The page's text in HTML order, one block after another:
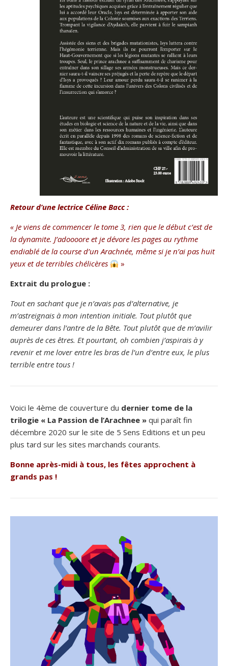
Retour d’une lectrice Céline Bacc :
« Je viens de commencer le tome 3, rien que le début c’est de
la dynamite. J’adoooore et je dévore les pages au rythme
endiablé de la course d’un Arachnée, même si je n’ai pas huit
yeux et de terribles chélicères
»
Extrait du prologue :
Tout en sachant que je n’avais pas d’alternative, je
m’astreignais à mon intention initiale. Tout plutôt que
demeurer dans l’antre de la Bête. Tout plutôt que de m’avilir
auprès de ces êtres. Et pourtant, oh combien j’aspirais à y
revenir et me lover entre les bras de l’un d’entre eux, le plus
terrible entre tous !
Voici le 4ème de couverture du dernier tome de la
trilogie « La Passion de l’Arachnee » qui paraît fin
décembre 2020 sur le site de 5 Sens Editions et un peu
plus tard sur les sites marchands courants.
Bonne après-midi à tous, les fêtes approchent à
grands pas !